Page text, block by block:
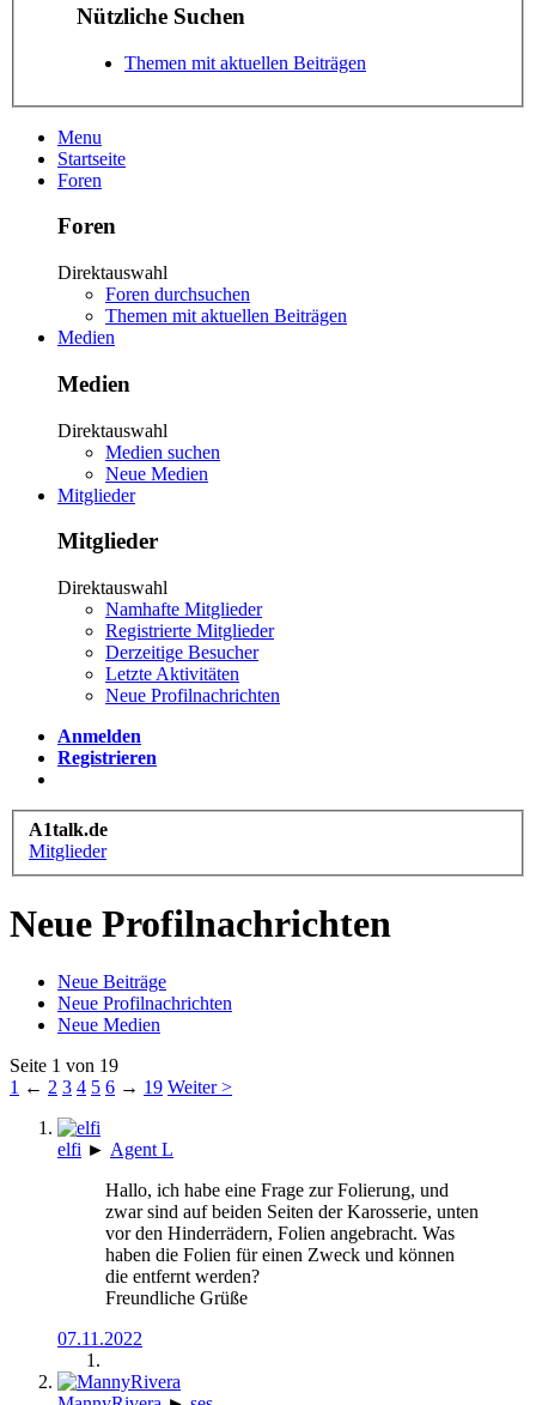
Nützliche Suchen
Themen mit aktuellen Beiträgen
Menu
Startseite
Foren
Foren
Direktauswahl
Foren durchsuchen
Themen mit aktuellen Beiträgen
Medien
Medien
Direktauswahl
Medien suchen
Neue Medien
Mitglieder
Mitglieder
Direktauswahl
Namhafte Mitglieder
Registrierte Mitglieder
Derzeitige Besucher
Letzte Aktivitäten
Neue Profilnachrichten
Anmelden
Registrieren
A1talk.de
Mitglieder
Neue Profilnachrichten
Neue Beiträge
Neue Profilnachrichten
Neue Medien
Seite 1 von 19
1 ← 2 3 4 5 6 → 19 Weiter >
elfi ► Agent L
Hallo, ich habe eine Frage zur Folierung, und
zwar sind auf beiden Seiten der Karosserie, unten
vor den Hinderrädern, Folien angebracht. Was
haben die Folien für einen Zweck und können
die entfernt werden?
Freundliche Grüße
07.11.2022